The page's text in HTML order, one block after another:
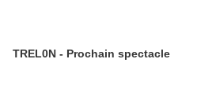
TREL0N - Prochain spectacle